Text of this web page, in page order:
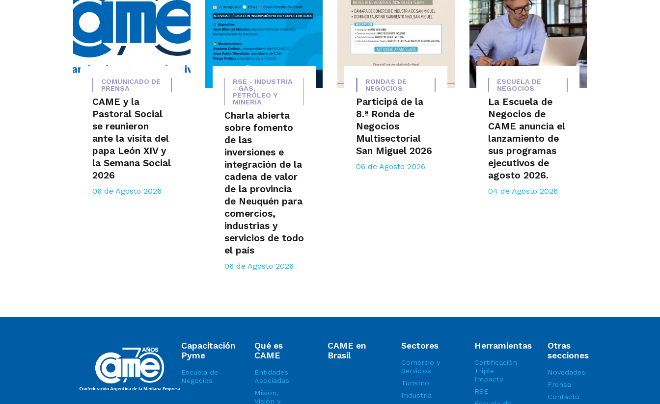
COMUNICADO DE
PRENSA
CAME y la
Pastoral Social
se reunieron
ante la visita del
papa León XIV y
la Semana Social
2026
06 de Agosto 2026
RSE - INDUSTRIA
- GAS,
PETRÓLEO Y
MINERÍA
Charla abierta
sobre fomento
de las
inversiones e
integración de la
cadena de valor
de la provincia
de Neuquén para
comercios,
industrias y
servicios de todo
el país
06 de Agosto 2026
RONDAS DE
NEGOCIOS
Participá de la
8.ª Ronda de
Negocios
Multisectorial
San Miguel 2026
06 de Agosto 2026
ESCUELA DE
NEGOCIOS
La Escuela de
Negocios de
CAME anuncia el
lanzamiento de
sus programas
ejecutivos de
agosto 2026.
04 de Agosto 2026
Capacitación
Pyme
Escuela de
Negocios
Qué es
CAME
Entidades
Asociadas
Misión,
Visión y
CAME en
Brasil
Sectores
Comercio y
Servicios
Turismo
Industria
Herramientas
Certificación
Triple
Impacto
RSE
Otras
secciones
Novedades
Prensa
Contacto